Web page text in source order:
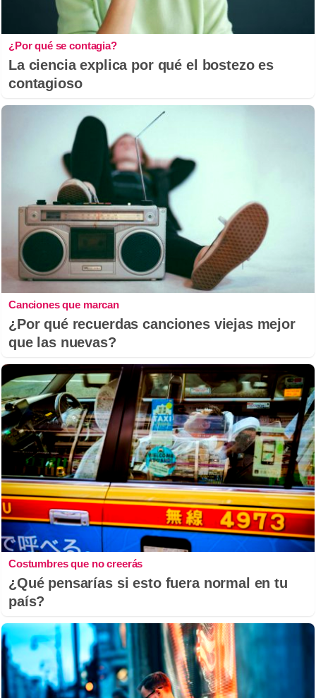
¿Por qué se contagia?
La ciencia explica por qué el bostezo es
contagioso
Canciones que marcan
¿Por qué recuerdas canciones viejas mejor
que las nuevas?
Costumbres que no creerás
¿Qué pensarías si esto fuera normal en tu
país?